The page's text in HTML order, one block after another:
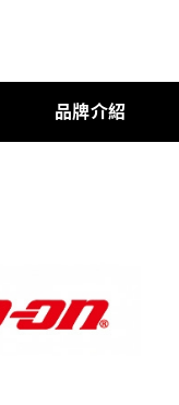
品牌介紹